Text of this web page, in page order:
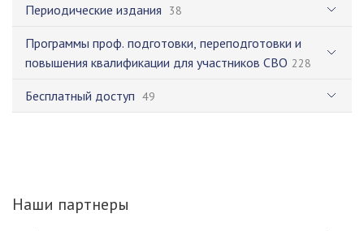
Периодические издания 38
Программы проф. подготовки, переподготовки и
повышения квалификации для участников СВО 228
Бесплатный доступ 49
Наши партнеры